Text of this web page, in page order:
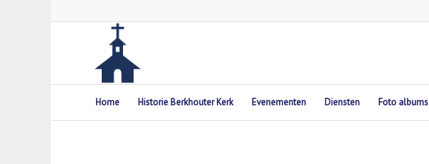
Home Historie Berkhouter Kerk Evenementen Diensten Foto albums